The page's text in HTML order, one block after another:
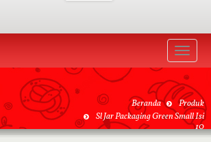
Toggle
Beranda
Produk
Sl Jar Packaging Green Small Isi
10